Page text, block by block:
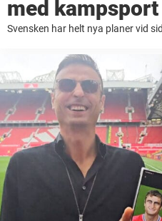
med kampsport
Svensken har helt nya planer vid